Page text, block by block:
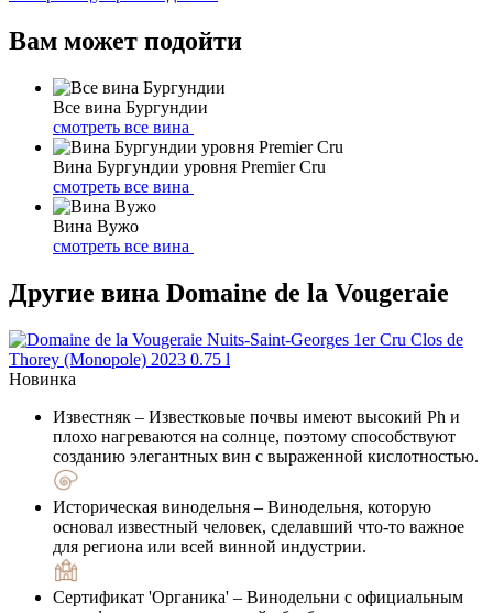
Вам может подойти
Все вина Бургундии
смотреть все вина
Вина Бургундии уровня Premier Cru
смотреть все вина
Вина Вужо
смотреть все вина
Другие вина Domaine de la Vougeraie
Новинка
Известняк – Известковые почвы имеют высокий Ph и
плохо нагреваются на солнце, поэтому способствуют
созданию элегантных вин с выраженной кислотностью.
Историческая винодельня – Винодельня, которую
основал известный человек, сделавший что-то важное
для региона или всей винной индустрии.
Сертификат 'Органика' – Винодельни с официальным